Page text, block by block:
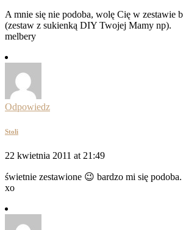
A mnie się nie podoba, wolę Cię w zestawie
(zestaw z sukienką DIY Twojej Mamy np).
melbery
Odpowiedz
Stoli
22 kwietnia 2011 at 21:49
świetnie zestawione 😉 bardzo mi się
xo